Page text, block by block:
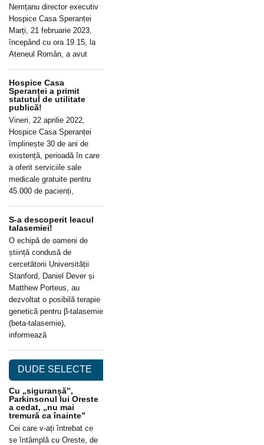
Nemțanu director executiv
Hospice Casa Speranței
Marți, 21 februarie 2023,
începând cu ora 19.15, la
Ateneul Român, a avut
Hospice Casa
Speranței a primit
statutul de utilitate
publică!
Vineri, 22 aprilie 2022,
Hospice Casa Speranței
împlinește 30 de ani de
existență, perioadă în care
a oferit serviciile sale
medicale gratuite pentru
45.000 de pacienți,
S-a descoperit leacul
talasemiei!
O echipă de oameni de
știință condusă de
cercetătorii Universității
Stanford, Daniel Dever și
Matthew Porteus, au
dezvoltat o posibilă terapie
genetică pentru β-talasemie
(beta-talasemie),
informează
DUDE SELECTE
Cu „siguranșă”,
Parkinsonul lui Oreste
a cedat, „nu mai
tremură ca înainte”
Cei care v-ați întrebat ce
se întâmplă cu Oreste, de